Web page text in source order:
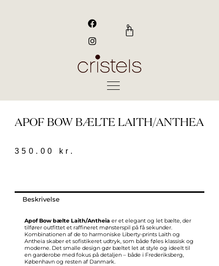
F
a
c
e
b
o
I
n
s
t
a
g
0
Kurv
APOF BOW BÆLTE LAITH/ANTHEA
350.00 kr.
Beskrivelse
Apof Bow bælte Laith/Antheia er et elegant og let bælte, der
tilfører outfittet et raffineret mønsterspil på få sekunder.
Kombinationen af de to harmoniske Liberty-prints Laith og
Antheia skaber et sofistikeret udtryk, som både føles klassisk og
moderne. Det smalle design gør bæltet let at style og ideelt til
en garderobe med fokus på detaljen – både i Frederiksberg,
København og resten af Danmark.